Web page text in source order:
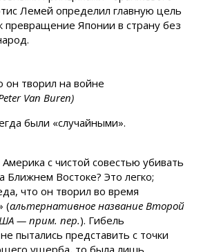
Лемей определил главную цель
превращение Японии в страну без
он творил на войне
Van Buren)
были «случайными».
с чистой совестью убивать
Востоке? Это легко;
что он творил во время
(альтернативное название Второй
— прим. пер.). Гибель
пытались представить с точки
ущерба, то была лишь